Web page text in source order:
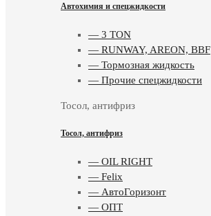
Автохимия и спецжидкости
— 3 TON
— RUNWAY, AREON, BBF
— Тормозная жидкость
— Прочие спецжидкости
Тосол, антифриз
Тосол, антифриз
— OIL RIGHT
— Felix
— АвтоГоризонт
— ОПТ